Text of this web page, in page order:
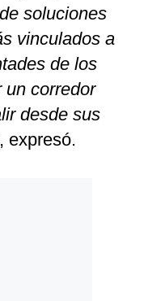
soluciones
vinculados a
de los
un corredor
desde sus
, expresó.